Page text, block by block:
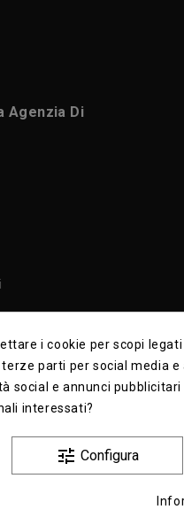
Agenzia Di
i cookie per scopi
parti per social media
e annunci
interessati?
tune Configura